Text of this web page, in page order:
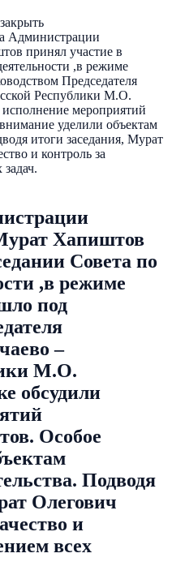
закрыть
Администрации
принял участие в
,в режиме
Председателя
Республики М.О.
мероприятий
уделили объектам
итоги заседания, Мурат
и контроль за
Хапиштов
Совета по
,в режиме
под
–
М.О.
обсудили
Особое
Подводя
Олегович
и
всех